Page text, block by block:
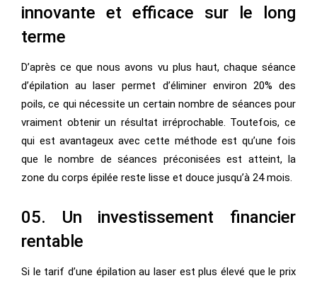
innovante et efficace sur le long
terme
D’après ce que nous avons vu plus haut, chaque séance
d’épilation au laser permet d’éliminer environ 20% des
poils, ce qui nécessite un certain nombre de séances pour
vraiment obtenir un résultat irréprochable. Toutefois, ce
qui est avantageux avec cette méthode est qu’une fois
que le nombre de séances préconisées est atteint, la
zone du corps épilée reste lisse et douce jusqu’à 24 mois.
05. Un investissement financier
rentable
Si le tarif d’une épilation au laser est plus élevé que le prix